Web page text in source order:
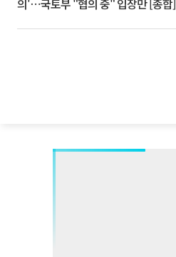
의'⋯국토부 "협의 중" 입장만 [종합]